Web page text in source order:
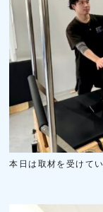
本日は取材を受けてい